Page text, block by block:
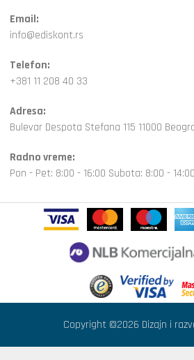
Email:
info@ediskont.rs
Telefon:
+381 11 208 40 33
Adresa:
Bulevar Despota Stefana 115 11000
Radno vreme:
Pon - Pet: 8:00 - 16:00 Subota: 8:00 - 14:00
Copyright ©2026 Dizajn i